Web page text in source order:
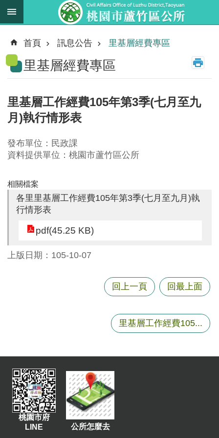
跳到主要內容區塊
新
消
息
務
職
掌
法
規
資
進
階
息
公
告
生
活
首頁 訊息公告 里基層經費專區
里基層經費專區
里基層工作經費105年第3季(七月至九
月)執行情形表
發布單位：民政課
資料提供單位：桃園市蘆竹區公所
相關檔案
各里里基層工作經費105年第3季(七月至九月)執
行情形表
pdf(45.25 KB)
上版日期：105-10-07
回上一頁 回最上面
里基層工作經費105...
桃園市府
LINE
公所怎麼去